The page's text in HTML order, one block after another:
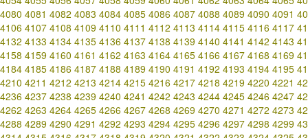
4080 4081 4082 4083 4084 4085 4086 4087 4088 4089 4090 4091
4106 4107 4108 4109 4110 4111 4112 4113 4114 4115 4116 4117
4132 4133 4134 4135 4136 4137 4138 4139 4140 4141 4142 4143
4158 4159 4160 4161 4162 4163 4164 4165 4166 4167 4168 4169
4184 4185 4186 4187 4188 4189 4190 4191 4192 4193 4194 4195
4210 4211 4212 4213 4214 4215 4216 4217 4218 4219 4220 4221
4236 4237 4238 4239 4240 4241 4242 4243 4244 4245 4246 4247
4262 4263 4264 4265 4266 4267 4268 4269 4270 4271 4272 4273
4288 4289 4290 4291 4292 4293 4294 4295 4296 4297 4298 4299